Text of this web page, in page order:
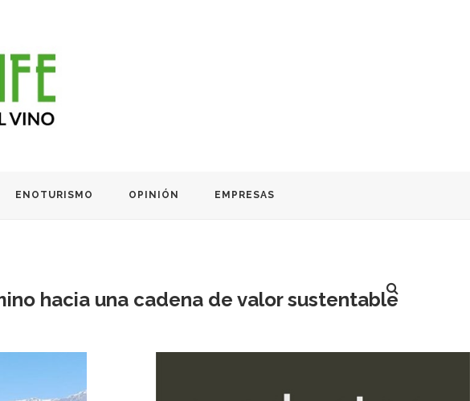
ENOTURISMO OPINIÓN EMPRESAS
hacia una cadena de valor sustentable